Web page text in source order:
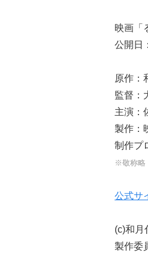
映画「
公開日
原作：
監督：
主演：
製作：
制作プ
※敬称略
公式サ
(c)和月
製作委